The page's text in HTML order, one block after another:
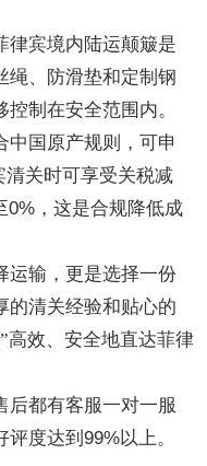
律宾境内陆运颠簸是
绳、防滑垫和定制钢
制在安全范围内。
中国原产规则，可申
清关时可享受关税减
0%，这是合规降低成
运输，更是选择一份
的清关经验和贴心的
高效、安全地直达菲律
后都有客服一对一服
评度达到 99%以上。